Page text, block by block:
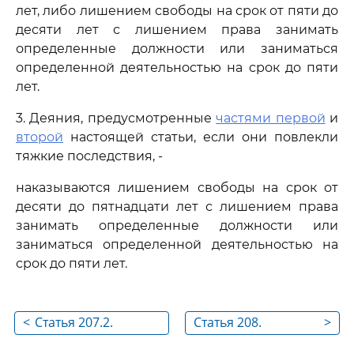
лет, либо лишением свободы на срок от пяти до
десяти лет с лишением права занимать
определенные должности или заниматься
определенной деятельностью на срок до пяти
лет.
3. Деяния, предусмотренныечастями первой и
второй настоящей статьи, если они повлекли
тяжкие последствия, -
наказываются лишением свободы на срок от
десяти до пятнадцати лет с лишением права
занимать определенные должности или
заниматься определенной деятельностью на
срок до пяти лет.
< Статья 207.2.
>
Статья 208.